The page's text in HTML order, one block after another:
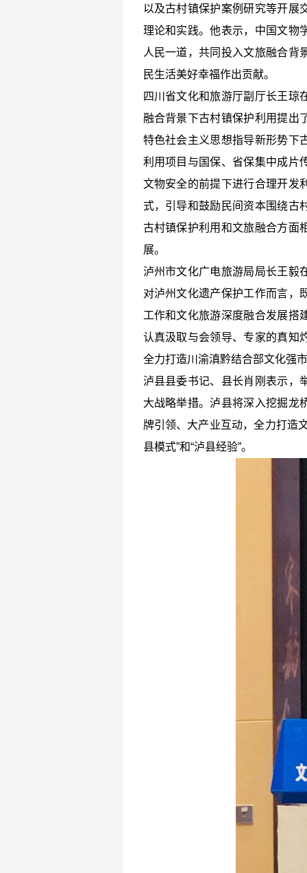
以及古村镇保护案例研究等开展
理论和实践。他表示，中国文物
人民一道，共同投入文旅融合背
民生活美好幸福作出贡献。
四川省文化和旅游厅副厅长王琼
融合背景下古村镇保护利用提出
特色社会主义思想指导新形势下
利用项目与国保、省保集中成片
文物安全的前提下进行合理开发
式，引导和鼓励民间资本围绕古
古村镇保护利用和文旅融合方面
展。
泸州市文化广电旅游局局长王毅
对泸州文化遗产保护工作而言，
工作和文化旅游深度融合发展搭
认真汲取与会领导、专家的真知
全力打造川渝滇黔结合部文化强
泸县县委书记、县长肖刚表示，
大战略举措。泸县将深入挖掘龙
牌引领、大产业互动，全力打造
县模式”和“泸县经验”。